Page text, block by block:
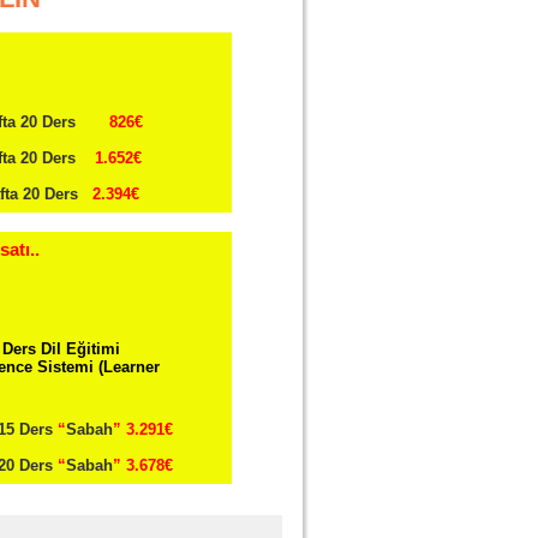
20 Ders 826€
20 Ders 1.652€
20 Ders 2.394€
Dil Eğitimi
Sistemi (Learner
Ders “Sabah” 3.291€
Ders “Sabah” 3.678€